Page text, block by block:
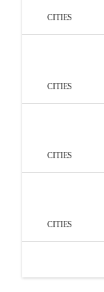
CITIES
CITIES
CITIES
CITIES